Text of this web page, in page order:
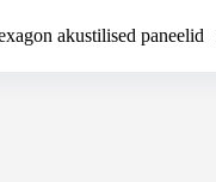
akustilised paneelid